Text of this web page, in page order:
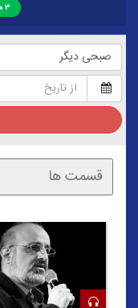
۳ مورد در ۰,۲۱۸۸ ثانیه یافت شد
قسمت ها